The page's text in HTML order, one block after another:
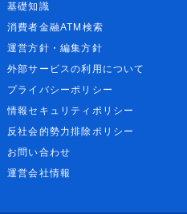
基礎知識
消費者金融ATM検索
運営方針・編集方針
外部サービスの利用について
プライバシーポリシー
情報セキュリティポリシー
反社会的勢力排除ポリシー
お問い合わせ
運営会社情報